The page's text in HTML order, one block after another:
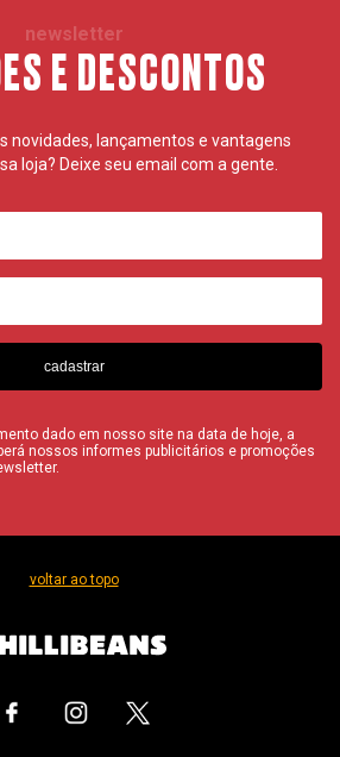
newsletter
E DESCONTOS
novidades, lançamentos e vantagens
loja? Deixe seu email com a gente.
cadastrar
dado em nosso site na data de hoje, a
nossos informes publicitários e promoções
voltar ao topo